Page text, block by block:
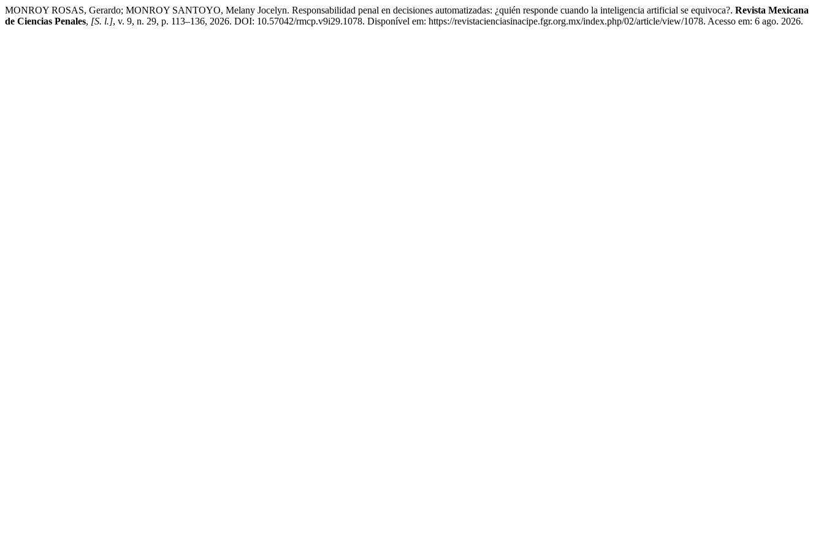
MONROY ROSAS, Gerardo; MONROY SANTOYO, Melany Jocelyn. Responsabilidad penal en decisiones automatizadas: ¿quién responde cuando la inteligencia artificial se equivoca?. Revista Mexicana
de Ciencias Penales, [S. l.], v. 9, n. 29, p. 113–136, 2026. DOI: 10.57042/rmcp.v9i29.1078. Disponível em: https://revistacienciasinacipe.fgr.org.mx/index.php/02/article/view/1078. Acesso em: 6 ago. 2026.